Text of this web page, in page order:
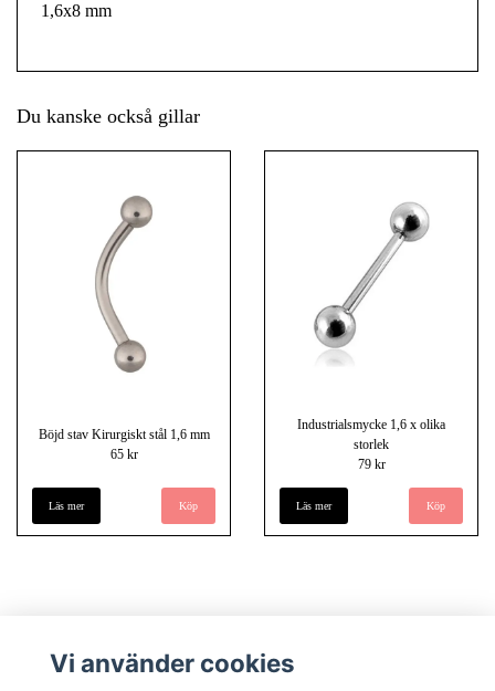
1,6x8 mm
Du kanske också gillar
Böjd stav Kirurgiskt stål 1,6 mm
65 kr
Läs mer Köp
Industrialsmycke 1,6 x olika
storlek
79 kr
Läs mer Köp
Vi använder cookies